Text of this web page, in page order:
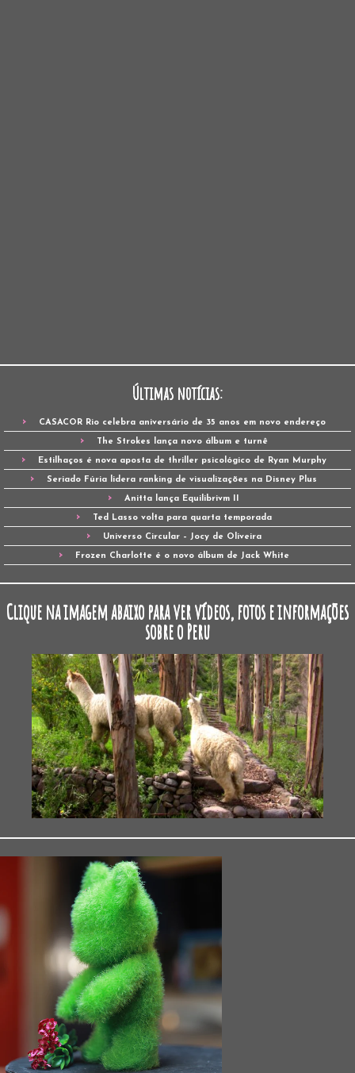
Últimas notícias:
CASACOR Rio celebra aniversário de 35 anos em novo endereço
The Strokes lança novo álbum e turnê
Estilhaços é nova aposta de thriller psicológico de Ryan Murphy
Seriado Fúria lidera ranking de visualizações na Disney Plus
Anitta lança Equilibrivm II
Ted Lasso volta para quarta temporada
Universo Circular – Jocy de Oliveira
Frozen Charlotte é o novo álbum de Jack White
Clique na imagem abaixo para ver vídeos, fotos e informações
sobre o Peru